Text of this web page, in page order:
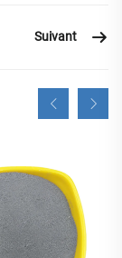
Suivant